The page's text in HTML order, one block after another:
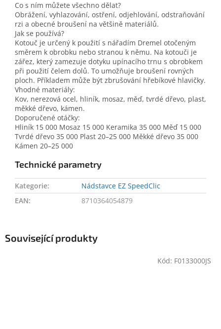
Související produkty
Kód: F0133000JS
Co s ním můžete všechno dělat?
Obrážení, vyhlazování, ostření, odjehlování, odstraňování
rzi a obecné broušení na většině materiálů.
Jak se používá?
Kotouč je určený k použití s nářadím Dremel otočeným
směrem k obrobku nebo stranou k němu. Na kotouči je
zářez, který zamezuje dotyku upínacího trnu s obrobkem
při použití čelem dolů. To umožňuje broušení rovných
ploch. Příkladem může být zbrušování hřebíkové hlavičky.
Vhodné materiály:
Kov, nerezová ocel, hliník, mosaz, měď, tvrdé dřevo, plast,
měkké dřevo, kámen.
Doporučené otáčky:
Hliník 15 000 Mosaz 15 000 Keramika 35 000 Měď 15 000
Tvrdé dřevo 35 000 Plast 20–25 000 Měkké dřevo 35 000
Kámen 20–25 000
Technické parametry
Kategorie:
Nádstavce EZ SpeedClic
EAN: 8710364054879